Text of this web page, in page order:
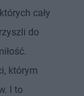
cały
do
którym
I to